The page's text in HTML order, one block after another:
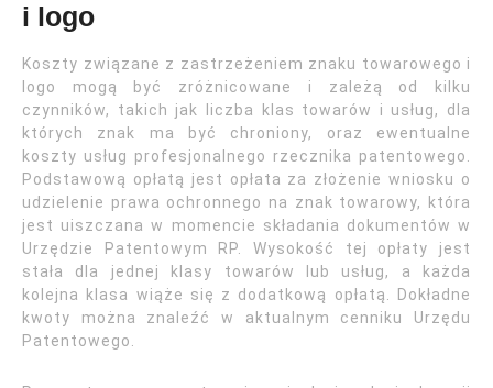
i logo
Koszty związane z zastrzeżeniem znaku towarowego i
logo mogą być zróżnicowane i zależą od kilku
czynników, takich jak liczba klas towarów i usług, dla
których znak ma być chroniony, oraz ewentualne
koszty usług profesjonalnego rzecznika patentowego.
Podstawową opłatą jest opłata za złożenie wniosku o
udzielenie prawa ochronnego na znak towarowy, która
jest uiszczana w momencie składania dokumentów w
Urzędzie Patentowym RP. Wysokość tej opłaty jest
stała dla jednej klasy towarów lub usług, a każda
kolejna klasa wiąże się z dodatkową opłatą. Dokładne
kwoty można znaleźć w aktualnym cenniku Urzędu
Patentowego.